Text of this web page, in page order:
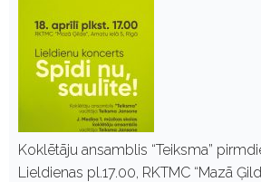
Koklētāju ansamblis “Teiksma”
Lieldienas pl.17.00, RKTMC “Mazā